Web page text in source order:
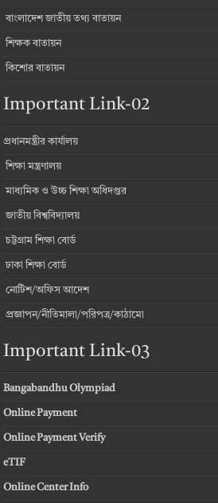
বাংলাদেশ জাতীয় তথ্য বাতায়ন
শিক্ষক বাতায়ন
কিশোর বাতায়ন
Important Link-02
প্রধানমন্ত্রীর কার্যালয়
শিক্ষা মন্ত্রণালয়
মাধ্যমিক ও উচ্চ শিক্ষা অধিদপ্তর
জাতীয় বিশ্ববিদ্যালয়
চট্টগ্রাম শিক্ষা বোর্ড
ঢাকা শিক্ষা বোর্ড
নোটিশ/অফিস আদেশ
প্রজ্ঞাপন/নীতিমালা/পরিপত্র/কাঠামো
Important Link-03
Bangabandhu Olympiad
Online Payment
Online Payment Verify
eTIF
Online Center Info